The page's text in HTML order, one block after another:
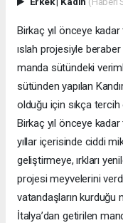
Birkaç yıl önceye
ıslah projesiyle
manda sütündeki
sütünden yapılan
olduğu için sıkça tercih
Birkaç yıl önceye
yıllar içerisinde ciddi
geliştirmeye, ırkları
projesi meyvelerini
vatandaşların kurduğu
İtalya’dan getirilen